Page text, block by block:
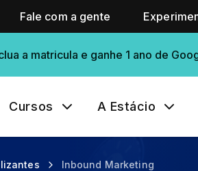
Fale com a gente
a matricula e ganhe 1 ano de
Cursos A Estácio
Inbound Marketing